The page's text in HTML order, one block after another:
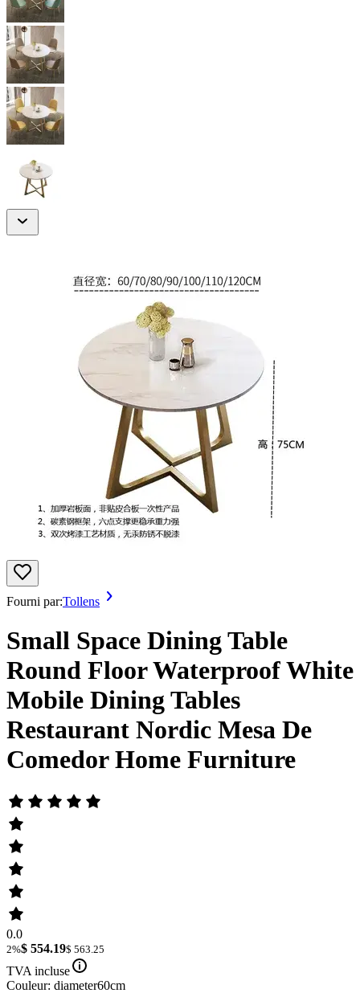
Fourni par:Tollens
Small Space Dining Table
Round Floor Waterproof White
Mobile Dining Tables
Restaurant Nordic Mesa De
Comedor Home Furniture
0.0
2%$ 554.19$ 563.25
TVA incluse
Couleur: diameter60cm